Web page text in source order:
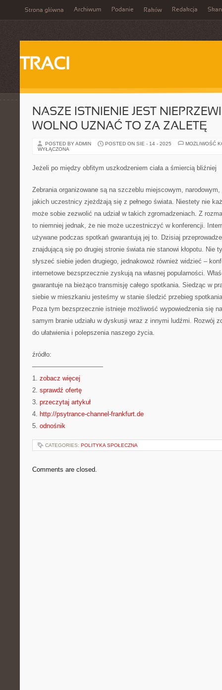
Strona główna Archiwum Podanie Raków Redakcja
TRACI
NASZE ISTNIENIE JEST
WOLNO UZNAĆ TO ZA ZALETĘ
POSTED BY ADMIN POSTED ON SIE - 14 - 2025
MOŻLIWOŚĆ
WYŁĄCZONA
Jeżeli po między obfitym uszkodzeniem ciała a śmiercią bliźniej
Zebrania organizowane są na szczeblu miejscowym,
jakich uczestnicy zjeżdżają się z pełnego świata. Niestety nie
może sobie zezwolić na udział w takich zgromadzeniach. Z
to niemniej jednak, że nie może uczestniczyć w konferencji.
używane podczas spotkań gwarantują jej to. Dzisiaj
znajdującą się po drugiej stronie świata nie stanowi kłopotu. Nie
słyszeć siebie jeden drugiego, jednakowoż również widzieć –
internetowe bezsprzecznie zyskują na własnej popularności.
gwarantuje na bieżąco transmisję całego spotkania. Siedząc w
siebie w mieszkaniu jesteśmy w stanie śledzić przebieg spotkania
Poza tym bezsprzecznie istnieje możliwość wypowiedzenia się
samym branie udziału w dyskusji wraz z innymi ludźmi. Rozwój
do ułatwienia i polepszenia naszego życia.
źródło:
———————————
1. zobacz więcej
2. sprawdź ofertę
3. przeczytaj artykuł
4. http://psytrance-channel-frankfurt.de
5. odnośnik
CATEGORIES: POLITYKA SPOŁECZNA
Comments are closed.